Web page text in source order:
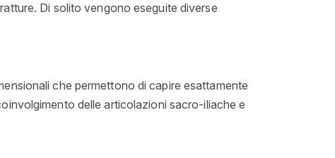
Di solito vengono eseguite diverse
che permettono di capire esattamente
delle articolazioni sacro-iliache e